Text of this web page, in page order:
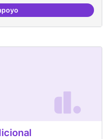
Model exportable - guifinet a